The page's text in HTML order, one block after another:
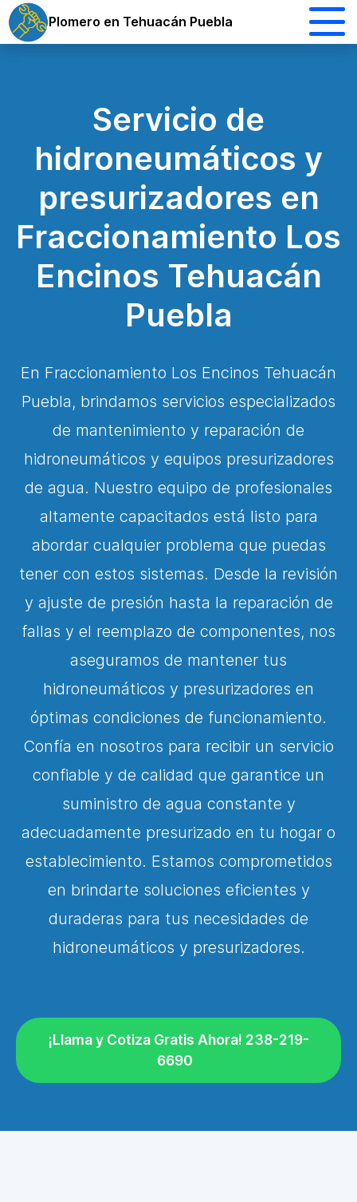
Plomero en Tehuacán Puebla
Servicio de
hidroneumáticos y
presurizadores en
Fraccionamiento Los
Encinos Tehuacán
Puebla
En Fraccionamiento Los Encinos Tehuacán
Puebla, brindamos servicios especializados
de mantenimiento y reparación de
hidroneumáticos y equipos presurizadores
de agua. Nuestro equipo de profesionales
altamente capacitados está listo para
abordar cualquier problema que puedas
tener con estos sistemas. Desde la revisión
y ajuste de presión hasta la reparación de
fallas y el reemplazo de componentes, nos
aseguramos de mantener tus
hidroneumáticos y presurizadores en
óptimas condiciones de funcionamiento.
Confía en nosotros para recibir un servicio
confiable y de calidad que garantice un
suministro de agua constante y
adecuadamente presurizado en tu hogar o
establecimiento. Estamos comprometidos
en brindarte soluciones eficientes y
duraderas para tus necesidades de
hidroneumáticos y presurizadores.
¡Llama y Cotiza Gratis Ahora! 238-219-
6690